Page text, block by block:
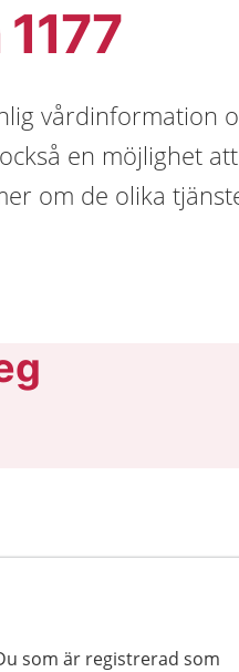
vårdinformation
en möjlighet
om de olika
som är registrerad som